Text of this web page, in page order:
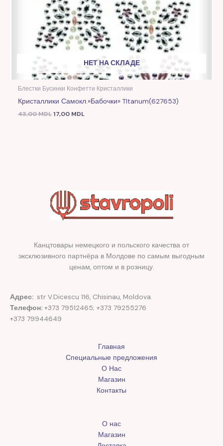
НЕТ НА СКЛАДЕ
Блестки Бусинки Конфетти Кристаллики
Кристаллики Самокл.»Бабочки» TItanum(627653)
43,00MDL17,00 MDL
Канцтовары немецкого и польского качества от
эксклюзивного партнёра в Молдове по самым выгодным
ценам, оптом и в розницу.
Адрес: str V.Dicescu 116, Chisinau, Moldova.
Телефон: +373 79512465; +373 79255276
+373 79944649
Главная
Специальные предложения
О Нас
Магазин
Контакты
О нас
Магазин